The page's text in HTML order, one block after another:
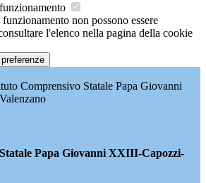
non possono essere
l'elenco nella pagina della cookie
Comprensivo Statale Papa Giovanni
Papa Giovanni XXIII-Capozzi-